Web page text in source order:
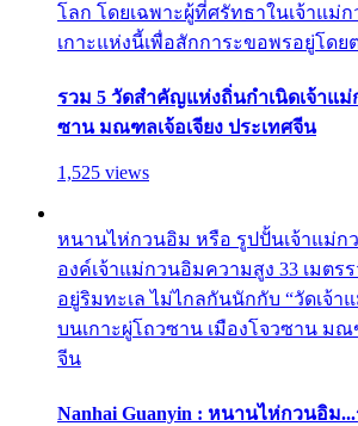
โลก โดยเฉพาะผู้ที่ศรัทธาในเจ้าแม่
เกาะแห่งนี้เพื่อสักการะขอพรอยู่โดย
รวม 5 วัดสำคัญแห่งถิ่นกำเนิดเจ้าแม่
ซาน มณฑลเจ้อเจียง ประเทศจีน
1,525 views
หนานไห่กวนอิม หรือ รูปปั้นเจ้าแม่ก
องค์เจ้าแม่กวนอิมความสูง 33 เมตร
อยู่ริมทะเล ไม่ไกลกันนักกับ “วัดเจ้า
บนเกาะผู่โถวซาน เมืองโจวซาน มณ
จีน
Nanhai Guanyin : หนานไห่กวนอิม